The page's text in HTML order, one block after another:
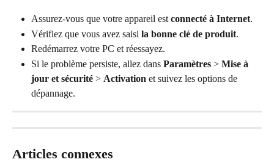
Assurez-vous que votre appareil est connecté à Internet.
Vérifiez que vous avez saisi la bonne clé de produit.
Redémarrez votre PC et réessayez.
Si le problème persiste, allez dans Paramètres > Mise à
jour et sécurité > Activation et suivez les options de
dépannage.
Articles connexes